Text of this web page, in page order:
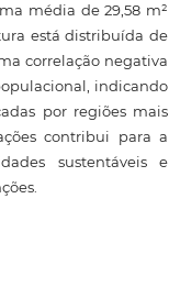
média de 29,58 m²
está distribuída de
correlação negativa
indicando
por regiões mais
contribui para a
sustentáveis e